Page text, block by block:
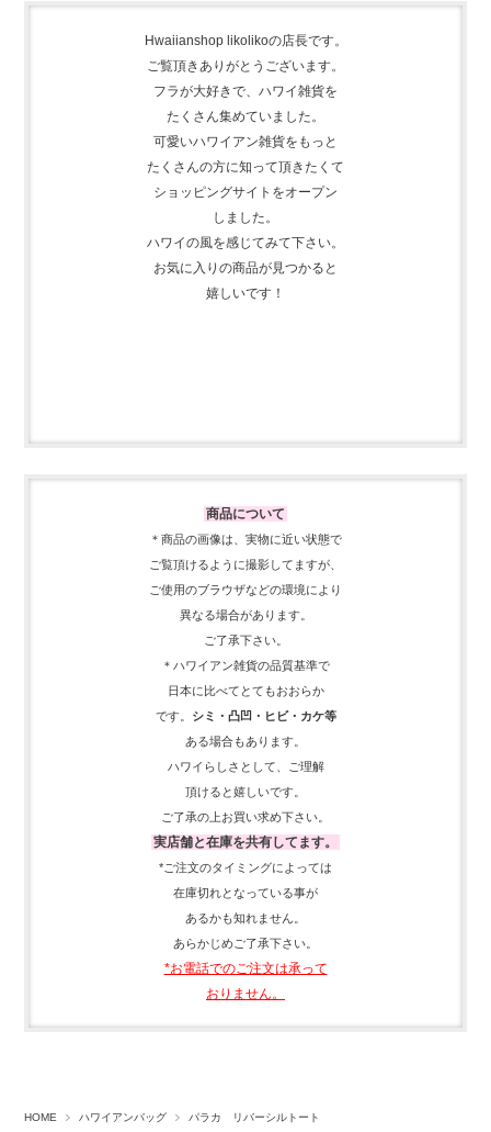
Hwaiianshop likolikoの店長です。
ご覧頂きありがとうございます。
フラが大好きで、 ハワイ雑貨を
たくさん集めていました。
可愛いハワイアン雑貨をもっと
たくさんの方に知って頂きたくて
ショッピングサイトをオープン
しました。
ハワイの風を感じてみて下さい。
お気に入りの商品が見つかると
嬉しいです！
商品について
＊商品の画像は、実物に近い状態で
ご覧頂けるように撮影してますが、
ご使用のブラウザなどの環境により
異なる場合があります。
ご了承下さい。
＊ハワイアン雑貨の品質基準で
日本に比べてとてもおおらか
です。
シミ・凸凹・ヒビ・カケ等
ある場合もあります。
ハワイらしさとして、
ご理解
頂ける と嬉しいです。
ご了承の上お買い求め下さい。
実店舗と在庫を共有してます。
*ご注文のタイミングによっては
在庫切れとなっている事が
あるかも知れません。
あらかじめご了承下さい。
*お電話でのご注文は承って
おりません。
HOME ハワイアンバッグ パラカ リバーシルトート